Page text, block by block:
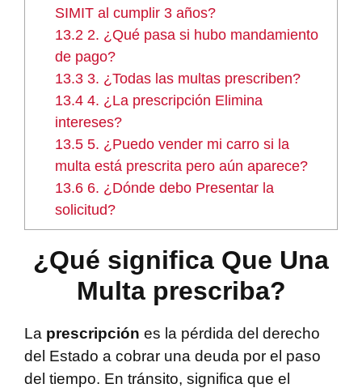
SIMIT al cumplir 3 años?
13.2 2. ¿Qué pasa si hubo mandamiento
de pago?
13.3 3. ¿Todas las multas prescriben?
13.4 4. ¿La prescripción Elimina
intereses?
13.5 5. ¿Puedo vender mi carro si la
multa está prescrita pero aún aparece?
13.6 6. ¿Dónde debo Presentar la
solicitud?
¿Qué significa Que Una
Multa prescriba?
La prescripción es la pérdida del derecho
del Estado a cobrar una deuda por el paso
del tiempo. En tránsito, significa que el